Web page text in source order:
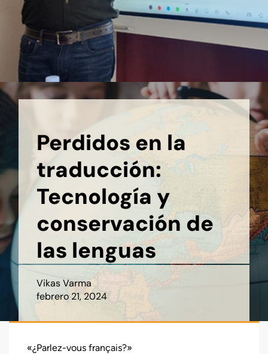
Perdidos en la
traducción:
Tecnología y
conservación de
las lenguas
Vikas Varma
febrero 21, 2024
«¿Parlez-vous français?»